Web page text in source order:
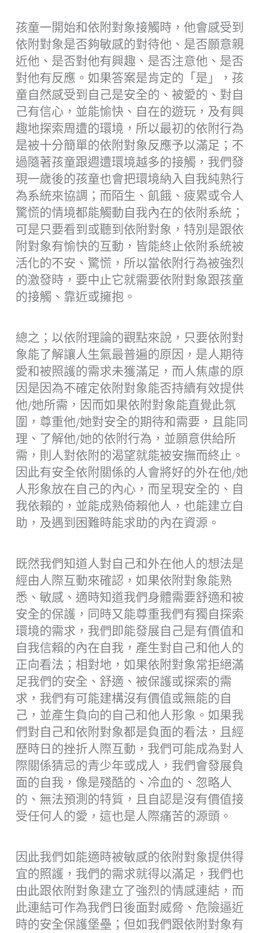
孩童一開始和依附對象接觸時，他會感受到
依附對象是否夠敏感的對待他、是否願意親
近他、是否對他有興趣、是否注意他、是否
對他有反應。如果答案是肯定的「是」，孩
童自然感受到自己是安全的、被愛的、對自
己有信心，並能愉快、自在的遊玩，及有興
趣地探索周遭的環境，所以最初的依附行為
是被十分簡單的依附對象反應予以滿足；不
過隨著孩童跟週遭環境越多的接觸，我們發
現一歲後的孩童也會把環境納入自我純熟行
為系統來協調；而陌生、飢餓、疲累或令人
驚慌的情境都能觸動自我內在的依附系統；
可是只要看到或聽到依附對象，特別是跟依
附對象有愉快的互動，皆能終止依附系統被
活化的不安、驚慌，所以當依附行為被強烈
的激發時，要中止它就需要依附對象跟孩童
的接觸、靠近或擁抱。
總之；以依附理論的觀點來說，只要依附對
象能了解讓人生氣最普遍的原因，是人期待
愛和被照護的需求未獲滿足，而人焦慮的原
因是因為不確定依附對象能否持續有效提供
他/她所需，因而如果依附對象能直覺此氛
圍，尊重他/她對安全的期待和需要，且能同
理、了解他/她的依附行為，並願意供給所
需，則人對依附的渴望就能被安撫而終止。
因此有安全依附關係的人會將好的外在他/她
人形象放在自己的內心，而呈現安全的、自
我依賴的，並能成熟倚賴他人，也能建立自
助，及遇到困難時能求助的內在資源。
既然我們知道人對自己和外在他人的想法是
經由人際互動來確認，如果依附對象能熟
悉、敏感、適時知道我們身體需要舒適和被
安全的保護，同時又能尊重我們有獨自探索
環境的需求，我們即能發展自己是有價值和
自我信賴的內在自我，產生對自己和他人的
正向看法；相對地，如果依附對象常拒絕滿
足我們的安全、舒適、被保護或探索的需
求，我們有可能建構沒有價值或無能的自
己，並產生負向的自己和他人形象。如果我
們對自己和依附對象都是負面的看法，且經
歷時日的挫折人際互動，我們可能成為對人
際關係猜忌的青少年或成人，我們會發展負
面的自我，像是殘酷的、冷血的、忽略人
的、無法預測的特質，且自認是沒有價值接
受任何人的愛，這也是人際痛苦的源頭。
因此我們如能適時被敏感的依附對象提供得
宜的照護，我們的需求就得以滿足，我們也
由此跟依附對象建立了強烈的情感連結，而
此連結可作為我們日後面對威脅、危險逼近
時的安全保護堡壘；但如我們跟依附對象有